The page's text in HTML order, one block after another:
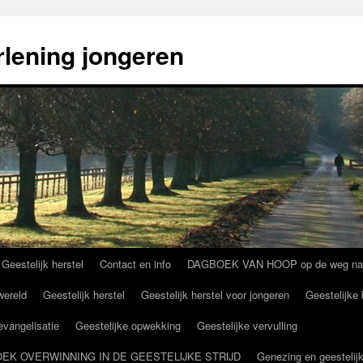
jongeren
herstel Contact en info
DAGBOEK VAN HOOP op de weg
Geestelijk herstel Geestelijk herstel voor jongeren Geestelijke
Geestelijke opwekking
Geestelijke vervulling
OVERWINNING IN DE GEESTELIJKE STRIJD
Genezing en